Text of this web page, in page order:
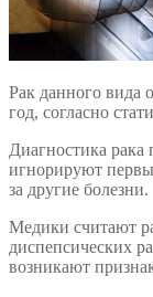
Рак данного вида
год, согласно
Диагностика
игнорируют
за другие болезни.
Медики считают
диспепсических
возникают